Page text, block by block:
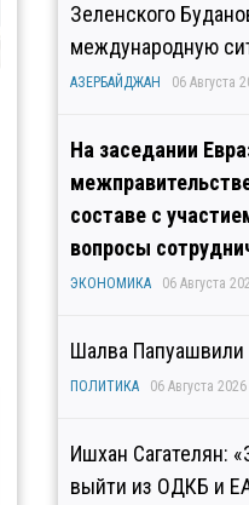
Зеленского
международную
АЗЕРБАЙДЖАН 06 Августа
На заседании
составе с
вопросы
ЭКОНОМИКА 06 Августа
Шалва Папуашвили
ПОЛИТИКА 06 Августа
Ишхан Сагателян:
выйти из ОДКБ и